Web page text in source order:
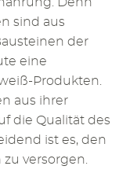
sind aus
der
eine
Produkten.
aus ihrer
die Qualität des
ist es, den
versorgen.